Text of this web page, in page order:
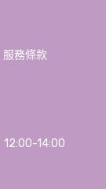
服務條款
12:00-14:00